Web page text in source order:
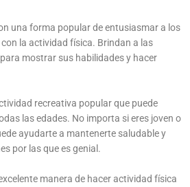
una forma popular de entusiasmar a los
la actividad física. Brindan a las
mostrar sus habilidades y hacer
recreativa popular que puede
las edades. No importa si eres joven o
ayudarte a mantenerte saludable y
por las que es genial.
manera de hacer actividad física